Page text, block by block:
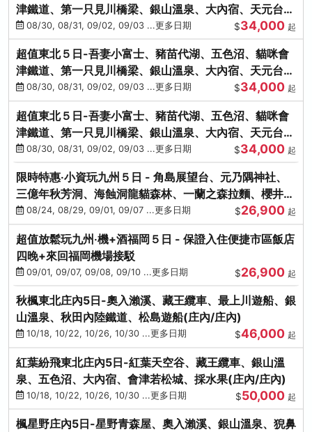
津鐵道、第一只見川橋梁、銀山溫泉、大內宿、天元台高
原纜車
08/30, 08/31, 09/02, 09/03 ...更多日期 $34,000 起
超值東北５日-吾妻小富士、豬苗代湖、五色沼、貓咪會
津鐵道、第一只見川橋梁、銀山溫泉、大內宿、天元台高
原纜車
08/30, 08/31, 09/02, 09/03 ...更多日期 $34,000 起
超值東北５日-吾妻小富士、豬苗代湖、五色沼、貓咪會
津鐵道、第一只見川橋梁、銀山溫泉、大內宿、天元台高
原纜車
08/30, 08/31, 09/02, 09/03 ...更多日期 $34,000 起
限時特惠‧小資玩九州５日 - 角島展望台、元乃隅神社、
三億年秋芳洞、海蝕洞龍貓森林、一蘭之森拉麵、櫻井二
見浦08/24, 08/29, 09/01, 09/07 ...更多日期 $26,900 起
超值放鬆玩九州‧機+酒福岡５日 - 保證入住便捷市區飯店
四晚+來回福岡機場接駁
09/01, 09/07, 09/08, 09/10 ...更多日期 $26,900 起
秋楓東北庄內5日-奧入瀨溪、藏王纜車、最上川遊船、銀
山溫泉、秋田內陸鐵道、松島遊船(庄內/庄內)
10/18, 10/22, 10/26, 10/30 ...更多日期 $46,000 起
紅葉紛飛東北庄內5日-紅葉天空谷、藏王纜車、銀山溫
泉、五色沼、大內宿、會津若松城、採水果(庄內/庄內)
10/18, 10/22, 10/26, 10/30 ...更多日期 $50,000 起
楓星野庄內5日-星野青森屋、奧入瀨溪、銀山溫泉、猊鼻